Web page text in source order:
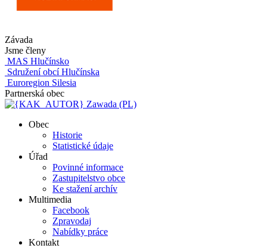
Závada
Jsme členy
MAS Hlučínsko
Sdružení obcí Hlučínska
Euroregion Silesia
Partnerská obec
Zawada (PL)
Obec
Historie
Statistické údaje
Úřad
Povinné informace
Zastupitelstvo obce
Ke stažení archív
Multimedia
Facebook
Zpravodaj
Nabídky práce
Kontakt